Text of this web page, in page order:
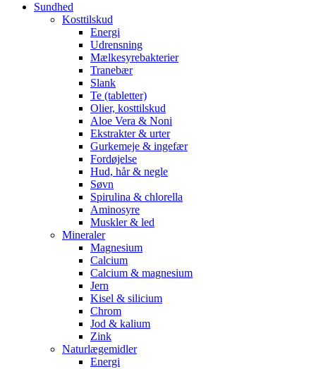
Sundhed
Kosttilskud
Energi
Udrensning
Mælkesyrebakterier
Tranebær
Slank
Te (tabletter)
Olier, kosttilskud
Aloe Vera & Noni
Ekstrakter & urter
Gurkemeje & ingefær
Fordøjelse
Hud, hår & negle
Søvn
Spirulina & chlorella
Aminosyre
Muskler & led
Mineraler
Magnesium
Calcium
Calcium & magnesium
Jern
Kisel & silicium
Chrom
Jod & kalium
Zink
Naturlægemidler
Energi